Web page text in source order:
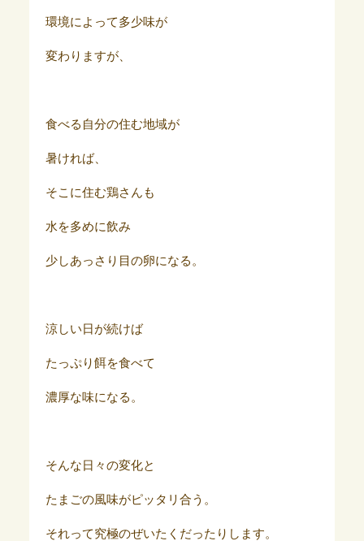
環境によって多少味が
変わりますが、
食べる自分の住む地域が
暑ければ、
そこに住む鶏さんも
水を多めに飲み
少しあっさり目の卵になる。
涼しい日が続けば
たっぷり餌を食べて
濃厚な味になる。
そんな日々の変化と
たまごの風味がピッタリ合う。
それって究極のぜいたくだったりします。